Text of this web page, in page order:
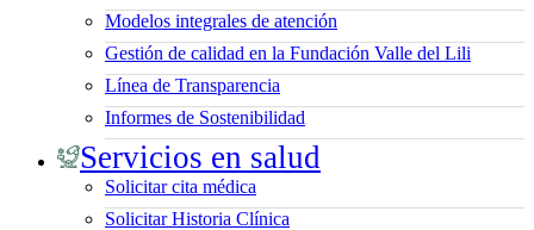
Modelos integrales de atención
Gestión de calidad en la Fundación Valle del Lili
Línea de Transparencia
Informes de Sostenibilidad
Servicios en salud
Solicitar cita médica
Solicitar Historia Clínica